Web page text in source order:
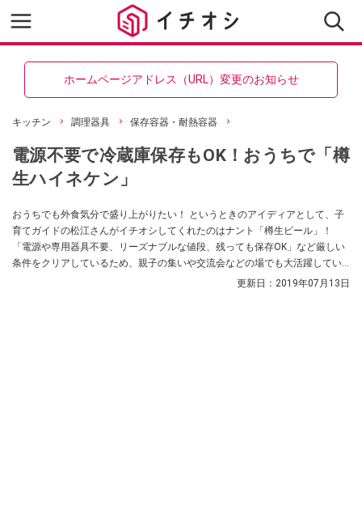
ホームページアドレス（URL）変更のお知らせ
キッチン 調理器具 保存容器・耐熱容器
電源不要で冷蔵庫保存もOK！おうちで「樽
生ハイネケン」
おうちでも外食気分で盛り上がりたい！ というときのアイディアとして、子
育てガイドの松江さんがイチオシしてくれたのはナント「樽生ビール」！
「電源や専用器具不要、リーズナブルな値段、残っても保存OK」など厳しい
条件をクリアしているため、親子の集いや交流会などの場でも大活躍してい
更新日： 2019年07月13日